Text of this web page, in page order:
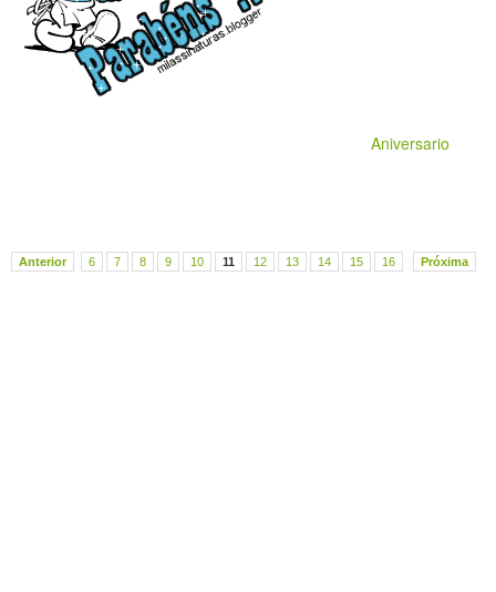
Aniversario
Anterior 6 7 8 9 10 11 12 13 14 15 16 Próxima